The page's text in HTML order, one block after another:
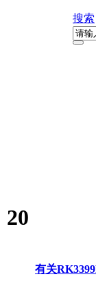
搜索
20
有关